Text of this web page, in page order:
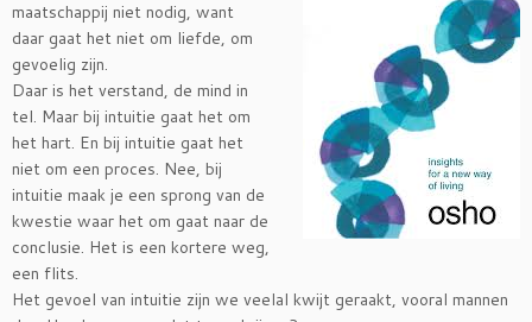
maatschappij niet nodig, want
daar gaat het niet om liefde, om
gevoelig zijn.
Daar is het verstand, de mind in
tel. Maar bij intuitie gaat het om
het hart. En bij intuitie gaat het
niet om een proces. Nee, bij
intuitie maak je een sprong van de
kwestie waar het om gaat naar de
conclusie. Het is een kortere weg,
een flits.
Het gevoel van intuitie zijn we veelal kwijt geraakt, vooral mannen